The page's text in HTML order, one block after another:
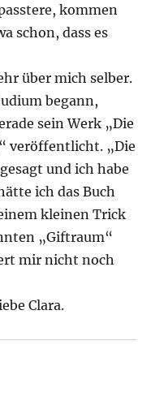
kommen
schon, dass es
über mich selber.
begann,
sein Werk „Die
veröffentlicht. „Die
und ich habe
ich das Buch
kleinen Trick
„Giftraum“
mir nicht noch
Clara.